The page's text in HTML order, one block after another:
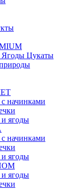
Цукаты
начинками
ягоды
начинками
ягоды
ягоды